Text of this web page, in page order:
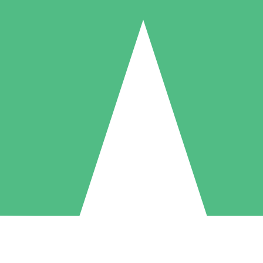
Individuele Creditpakketten
per gebruik met downloadtegoeden. Geen maandelijkse verplichting
5 Downloaden
US$